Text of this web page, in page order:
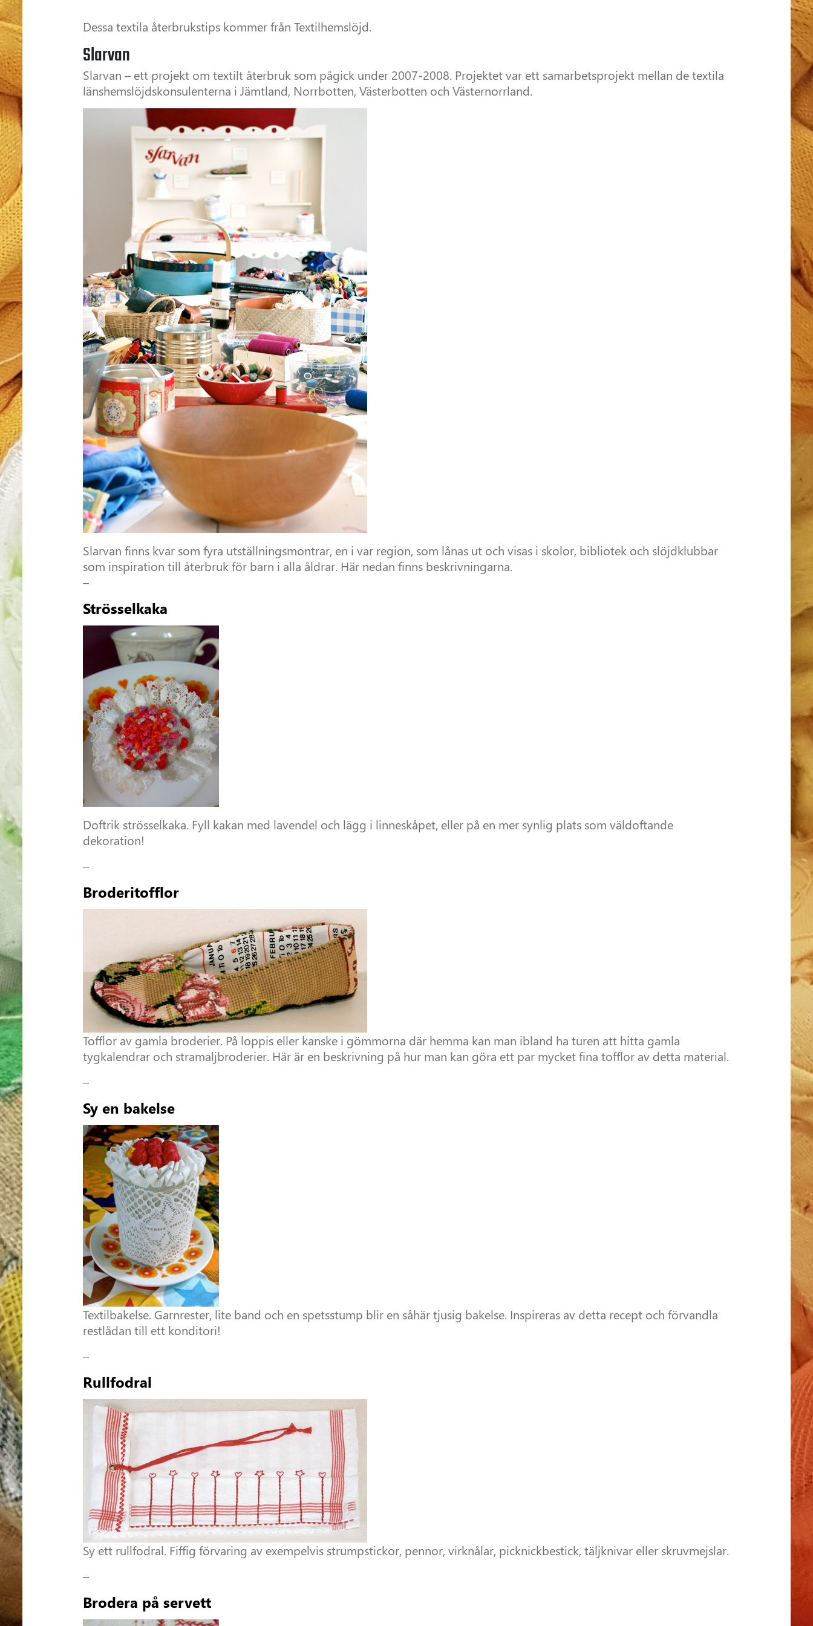
Dessa textila återbrukstips kommer från Textilhemslöjd.
Slarvan
Slarvan – ett projekt om textilt återbruk som pågick under 2007-2008. Projektet var ett samarbetsprojekt mellan de textila
länshemslöjdskonsulenterna i Jämtland, Norrbotten, Västerbotten och Västernorrland.
Slarvan finns kvar som fyra utställningsmontrar, en i var region, som lånas ut och visas i skolor, bibliotek och slöjdklubbar
som inspiration till återbruk för barn i alla åldrar. Här nedan finns beskrivningarna.
–
Strösselkaka
Doftrik strösselkaka. Fyll kakan med lavendel och lägg i linneskåpet, eller på en mer synlig plats som väldoftande
dekoration!
–
Broderitofflor
Tofflor av gamla broderier. På loppis eller kanske i gömmorna där hemma kan man ibland ha turen att hitta gamla
tygkalendrar och stramaljbroderier. Här är en beskrivning på hur man kan göra ett par mycket fina tofflor av detta material.
–
Sy en bakelse
Textilbakelse. Garnrester, lite band och en spetsstump blir en såhär tjusig bakelse. Inspireras av detta recept och förvandla
restlådan till ett konditori!
–
Rullfodral
Sy ett rullfodral. Fiffig förvaring av exempelvis strumpstickor, pennor, virknålar, picknickbestick, täljknivar eller skruvmejslar.
–
Brodera på servett